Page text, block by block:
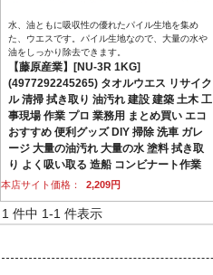
水、油ともに吸収性の優れたパイル生地を集め
た、ウエスです。パイル生地なので、大量の水や
油をしっかり除去できます。
【藤原産業】[NU-3R 1KG]
(4977292245265) タオルウエス リサイク
ル 清掃 拭き取り 油汚れ 建設 建築 土木 工
事現場 作業 プロ 業務用 まとめ買い エコ
おすすめ 便利グッズ DIY 掃除 洗車 ガレ
ージ 大量の油汚れ 大量の水 塗料 拭き取
り よく吸い取る 造船 コンビナート作業
本店サイト価格： 2,209円
1 件中 1-1 件表示